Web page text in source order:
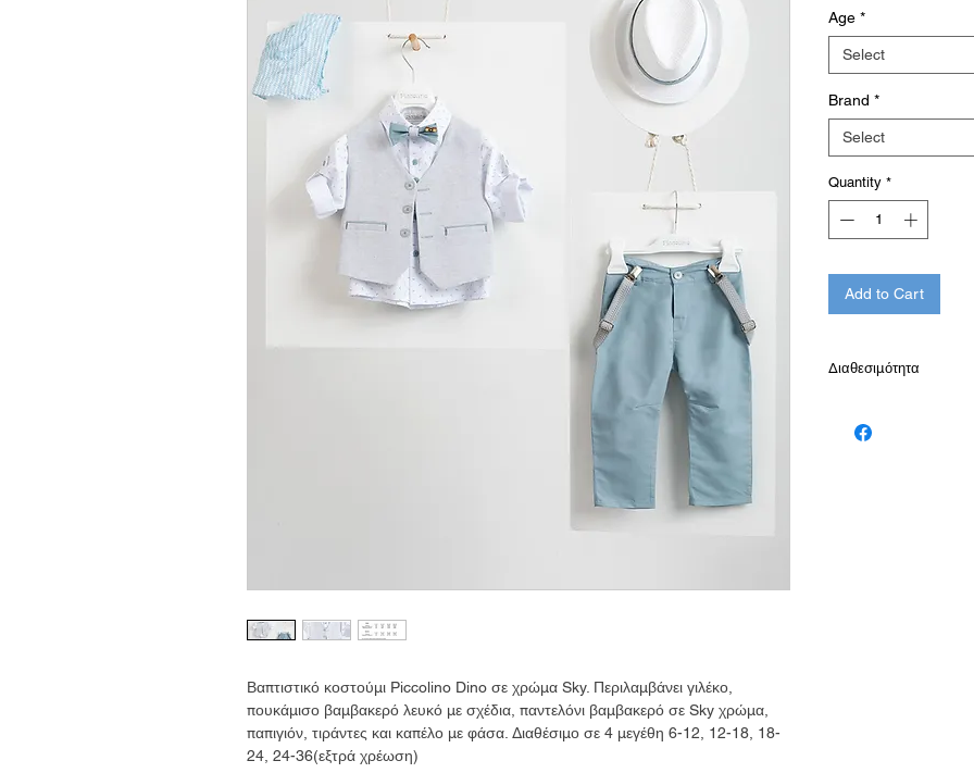
Βαπτιστικό κοστούμι Piccolino Dino σε χρώμα Sky. Περιλαμβάνει γιλέκο,
πουκάμισο βαμβακερό λευκό με σχέδια, παντελόνι βαμβακερό σε Sky χρώμα,
παπιγιόν, τιράντες και καπέλο με φάσα. Διαθέσιμο σε 4 μεγέθη 6-12, 12-18, 18-
24, 24-36(εξτρά χρέωση)
Age *
Select
Brand *
Select
Quantity *
Add to Cart
Διαθεσιμότητα